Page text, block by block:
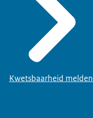
Kwetsbaarheid melden